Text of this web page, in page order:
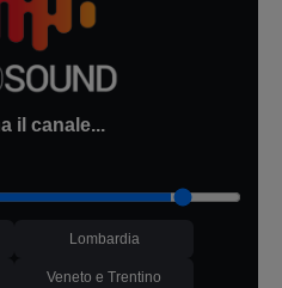
il canale...
Lombardia
Veneto e Trentino